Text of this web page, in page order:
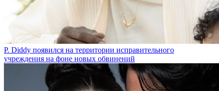
P. Diddy появился на территории исправительного
учреждения на фоне новых обвинений